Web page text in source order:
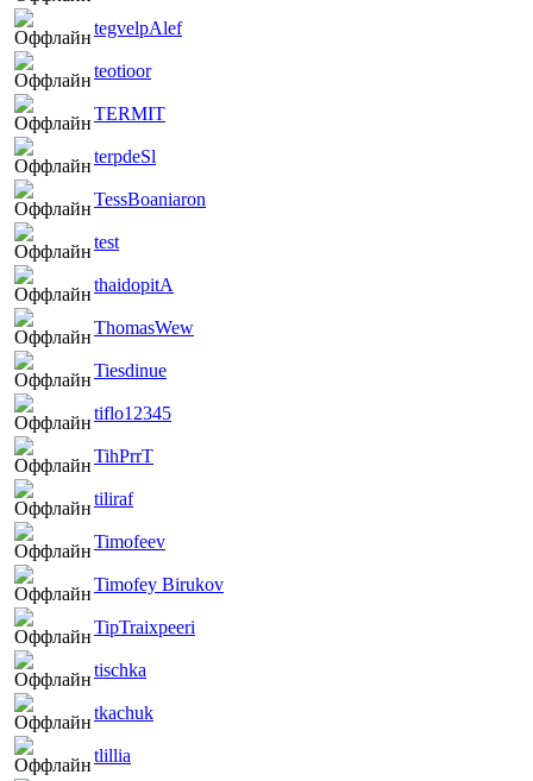
tegvelpAlef
teotioor
TERMIT
terpdeSl
TessBoaniaron
test
thaidopitA
ThomasWew
Tiesdinue
tiflo12345
TihPrrT
tiliraf
Timofeev
Timofey Birukov
TipTraixpeeri
tischka
tkachuk
tlillia